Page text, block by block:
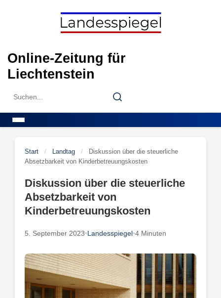
Online-Zeitung für
Liechtenstein
Search
Search
Start / Landtag /
Diskussion über die steuerliche
Absetzbarkeit von Kinderbetreuungskosten
Diskussion über die steuerliche
Absetzbarkeit von
Kinderbetreuungskosten
5. September 2023•Landesspiegel•4 Minuten